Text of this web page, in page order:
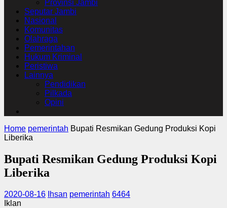
Provinsi Jambi
Seputar Jambi
Nasional
Komunitas
Olahraga
Pemerintahan
Hukum Kriminal
Peristiwa
Lainnya
Pendidikan
Pilkada
Opini
Home pemerintah Bupati Resmikan Gedung Produksi Kopi
Liberika
Bupati Resmikan Gedung Produksi Kopi
Liberika
2020-08-16 Ihsan pemerintah 6464
Iklan